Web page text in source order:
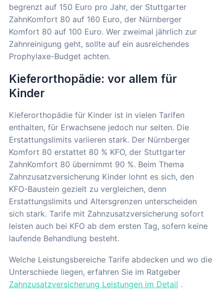
begrenzt auf 150 Euro pro Jahr, der Stuttgarter
ZahnKomfort 80 auf 160 Euro, der Nürnberger
Komfort 80 auf 100 Euro. Wer zweimal jährlich zur
Zahnreinigung geht, sollte auf ein ausreichendes
Prophylaxe-Budget achten.
Kieferorthopädie: vor allem für
Kinder
Kieferorthopädie für Kinder ist in vielen Tarifen
enthalten, für Erwachsene jedoch nur selten. Die
Erstattungslimits variieren stark. Der Nürnberger
Komfort 80 erstattet 80 % KFO, der Stuttgarter
ZahnKomfort 80 übernimmt 90 %. Beim Thema
Zahnzusatzversicherung Kinder lohnt es sich, den
KFO-Baustein gezielt zu vergleichen, denn
Erstattungslimits und Altersgrenzen unterscheiden
sich stark. Tarife mit Zahnzusatzversicherung sofort
leisten auch bei KFO ab dem ersten Tag, sofern keine
laufende Behandlung besteht.
Welche Leistungsbereiche Tarife abdecken und wo die
Unterschiede liegen, erfahren Sie im Ratgeber
Zahnzusatzversicherung Leistungen im Detail .